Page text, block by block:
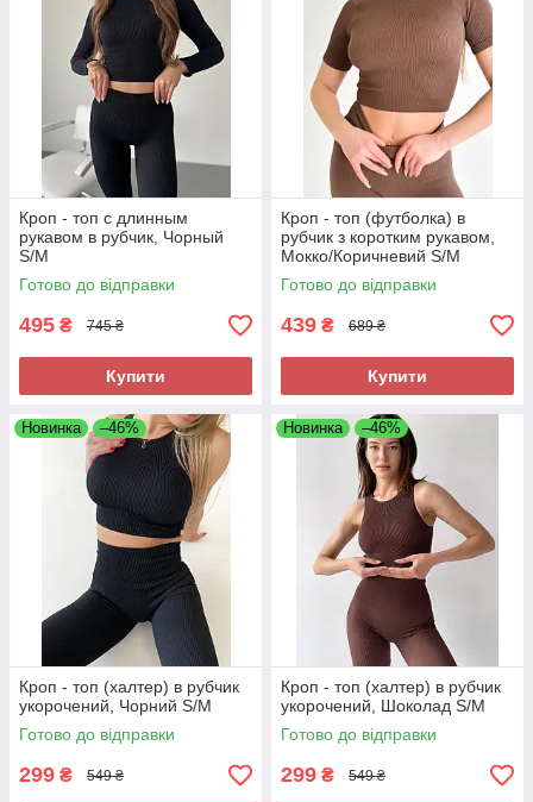
Кроп - топ с длинным
рукавом в рубчик, Чорный
S/M
Готово до відправки
495 ₴ 745 ₴
Купити
Кроп - топ (футболка) в
рубчик з коротким рукавом,
Мокко/Коричневий S/M
Готово до відправки
439 ₴ 689 ₴
Купити
Новинка –46%
Кроп - топ (халтер) в рубчик
укорочений, Чорний S/M
Готово до відправки
299 ₴ 549 ₴
Новинка –46%
Кроп - топ (халтер) в рубчик
укорочений, Шоколад S/M
Готово до відправки
299 ₴ 549 ₴